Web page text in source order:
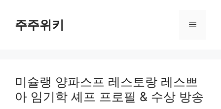
주주위키 메
미슐랭 양파스프 레스토랑 레스쁘
아 임기학 셰프 프로필 & 수상 방송